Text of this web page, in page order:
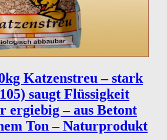
Katzenstreu – stark
saugt Flüssigkeit
ergiebig – aus Betont
Ton – Naturprodukt